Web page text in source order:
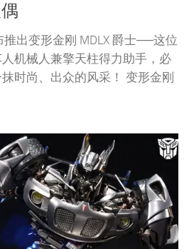
出变形金刚 MDLX 爵士──这位
机械人兼擎天柱得力助手，必
时尚、出众的风采！ 变形金刚